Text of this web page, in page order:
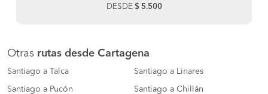
DESDE $ 5.500
Otras rutas desde Cartagena
Santiago a Talca Santiago a Linares
Santiago a Pucón Santiago a Chillán